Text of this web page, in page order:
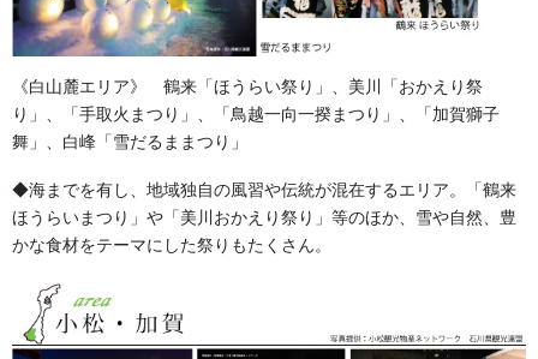
金沢・祭りの森佐
お祭り衣装・お祭り用品のご相談は金沢・森佐へお気軽にお問
い合わせください。
伝統行事、お祭りで地域に笑顔を！！
076-237-8888
営業時間 10:00-18:00 〒920-0061金沢市問屋町2丁目85
(FAX076-237-7150)
人形の森佐は12月〜4月末まで土曜、日曜も営業。
カテゴリー 獅子舞・衣裳・別仕立・小物
《白山麓エリア》 鶴来「ほうらい祭り」、美川「おかえり祭
り」、「手取火まつり」、「鳥越一向一揆まつり」、「加賀獅子
舞」、白峰「雪だるままつり」
◆海までを有し、地域独自の風習や伝統が混在するエリア。「鶴来
ほうらいまつり」や「美川おかえり祭り」等のほか、雪や自然、豊
かな食材をテーマにした祭りもたくさん。